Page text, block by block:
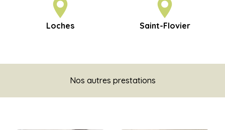
Loches Saint-Flovier
Nos autres prestations